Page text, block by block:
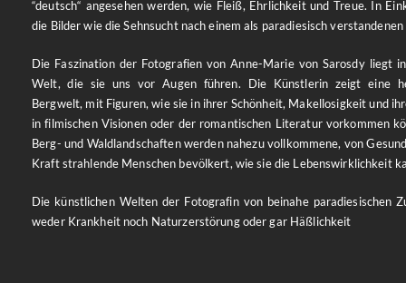
“deutsch“ angesehen werden, wie Fleiß, Ehrlichkeit und Treue. In
die Bilder wie die Sehnsucht nach einem als paradiesisch
Die Faszination der Fotografien von Anne-Marie von Sarosdy liegt
Welt, die sie uns vor Augen führen. Die Künstlerin zeigt eine
Bergwelt, mit Figuren, wie sie in ihrer Schönheit, Makellosigkeit und
in filmischen Visionen oder der romantischen Literatur vorkommen
Berg- und Waldlandschaften werden nahezu vollkommene, von
Kraft strahlende Menschen bevölkert, wie sie die Lebenswirklichkeit
Die künstlichen Welten der Fotografin von beinahe paradiesischen
weder Krankheit noch Naturzerstörung oder gar Häßlichkeit